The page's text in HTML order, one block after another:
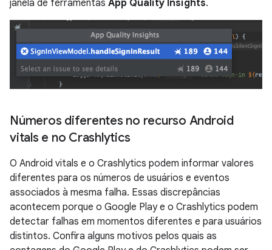
janela de ferramentas App Quality Insights.
Números diferentes no recurso Android
vitals e no Crashlytics
O Android vitals e o Crashlytics podem informar valores
diferentes para os números de usuários e eventos
associados à mesma falha. Essas discrepâncias
acontecem porque o Google Play e o Crashlytics podem
detectar falhas em momentos diferentes e para usuários
distintos. Confira alguns motivos pelos quais as